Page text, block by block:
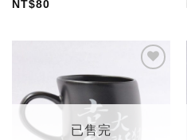
NT$80
已售完